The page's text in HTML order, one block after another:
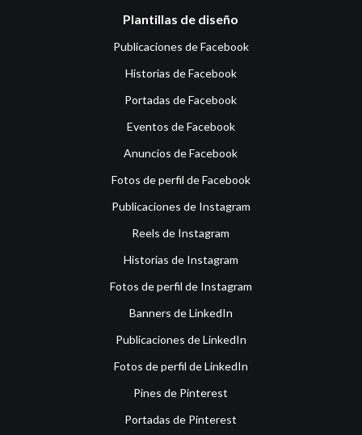
Plantillas de diseño
Publicaciones de Facebook
Historias de Facebook
Portadas de Facebook
Eventos de Facebook
Anuncios de Facebook
Fotos de perfil de Facebook
Publicaciones de Instagram
Reels de Instagram
Historias de Instagram
Fotos de perfil de Instagram
Banners de LinkedIn
Publicaciones de LinkedIn
Fotos de perfil de LinkedIn
Pines de Pinterest
Portadas de Pinterest